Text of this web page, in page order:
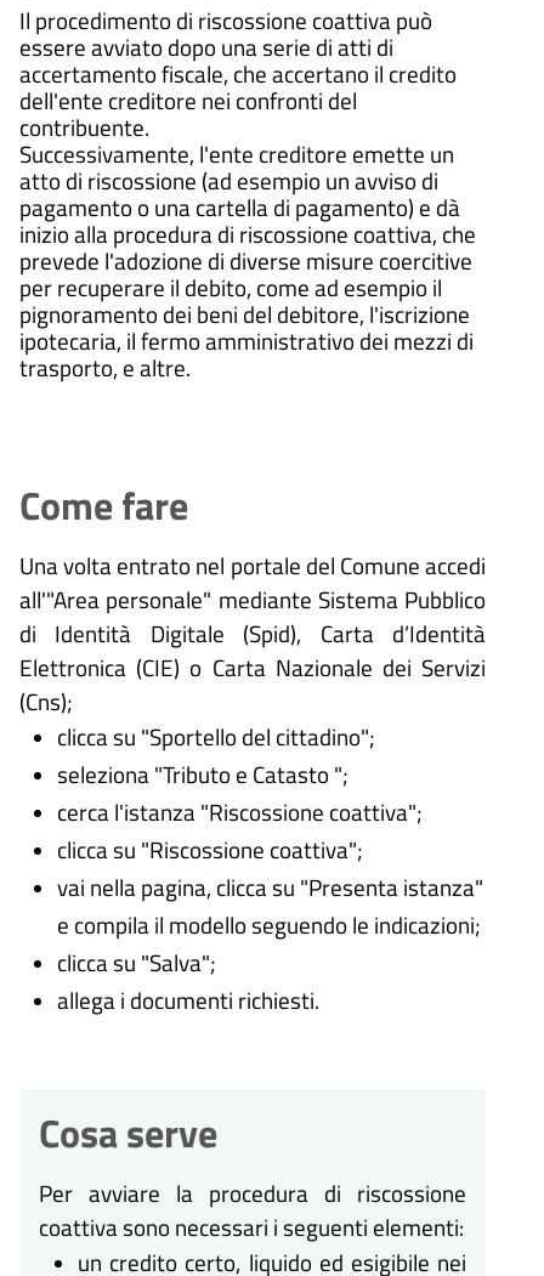
Il procedimento di riscossione coattiva può
essere avviato dopo una serie di atti di
accertamento fiscale, che accertano il credito
dell'ente creditore nei confronti del
contribuente.
Successivamente, l'ente creditore emette un
atto di riscossione (ad esempio un avviso di
pagamento o una cartella di pagamento) e dà
inizio alla procedura di riscossione coattiva, che
prevede l'adozione di diverse misure coercitive
per recuperare il debito, come ad esempio il
pignoramento dei beni del debitore, l'iscrizione
ipotecaria, il fermo amministrativo dei mezzi di
trasporto, e altre.
Come fare
Una volta entrato nel portale del Comune accedi
all'"Area personale" mediante Sistema Pubblico
di Identità Digitale (Spid), Carta d’Identità
Elettronica (CIE) o Carta Nazionale dei Servizi
(Cns);
clicca su "Sportello del cittadino";
seleziona "Tributo e Catasto ";
cerca l'istanza "Riscossione coattiva";
clicca su "Riscossione coattiva";
vai nella pagina, clicca su "Presenta istanza"
e compila il modello seguendo le indicazioni;
clicca su "Salva";
allega i documenti richiesti.
Cosa serve
Per avviare la procedura di riscossione
coattiva sono necessari i seguenti elementi:
un credito certo, liquido ed esigibile nei